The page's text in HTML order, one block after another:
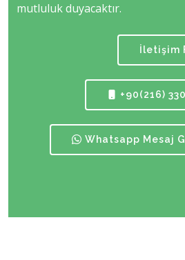
mutluluk duyacaktır.
İletişim
+90(216)
Whatsapp Mesaj